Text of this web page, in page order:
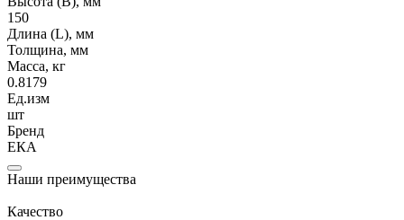
150
Длина (L), мм
Толщина, мм
Масса, кг
0.8179
Ед.изм
шт
Бренд
ЕКА
Наши преимущества
Качество